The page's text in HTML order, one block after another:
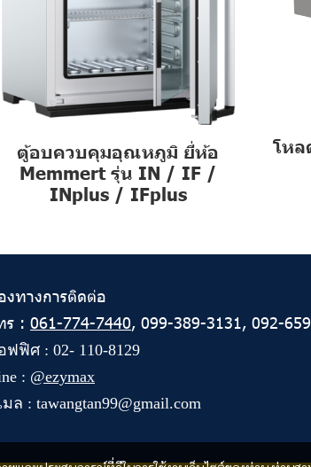
ตู้อบควบคุมอุณหภูมิ ยี่ห้อ
Memmert รุ่น IN / IF /
INplus / IFplus
โหล
งทางการติดต่อ
ร : 061-774-7440, 099-389-3131 , 092-
ฟฟิศ : 02- 110-8129
: @ezymax
มล : tawangtan99@gmail.com